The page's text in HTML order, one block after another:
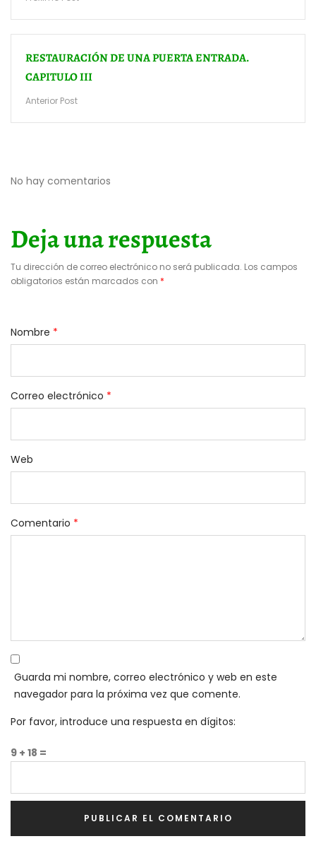
RESTAURACIÓN DE UNA PUERTA ENTRADA.
CAPITULO III
Anterior Post
No hay comentarios
Deja una respuesta
Tu dirección de correo electrónico no será publicada. Los campos
obligatorios están marcados con *
Nombre *
Correo electrónico *
Web
Comentario *
Guarda mi nombre, correo electrónico y web en este
navegador para la próxima vez que comente.
Por favor, introduce una respuesta en dígitos:
9 + 18 =